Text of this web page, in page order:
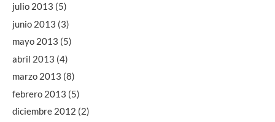
julio 2013 (5)
junio 2013 (3)
mayo 2013 (5)
abril 2013 (4)
marzo 2013 (8)
febrero 2013 (5)
diciembre 2012 (2)